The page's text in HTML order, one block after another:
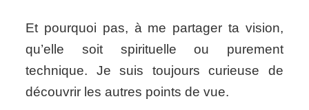
Et pourquoi pas, à me partager ta vision,
qu’elle soit spirituelle ou purement
technique. Je suis toujours curieuse de
découvrir les autres points de vue.